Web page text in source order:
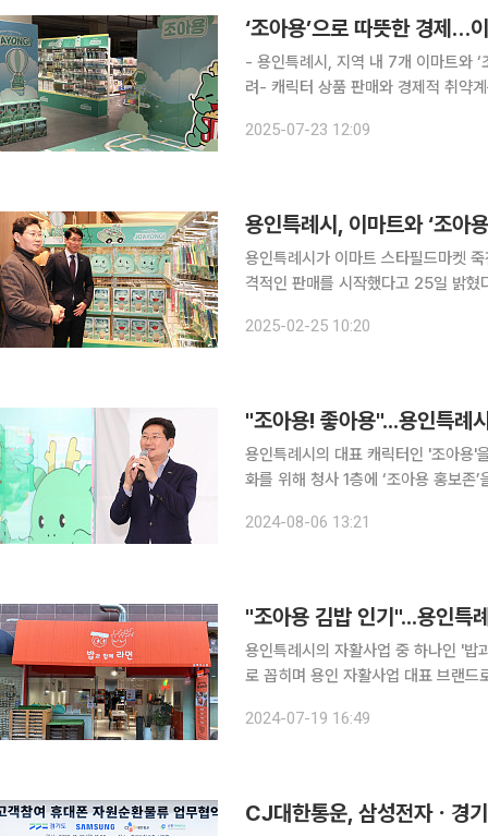
- 용인특례시, 지역 내 7개 이마트와
려- 캐릭터 상품 판매와 경제적 취약계층 자
있다. 23일 용인특례시에 따르면
2025-07-23 12:09
용인특례시, 이마트와 ‘조아
용인특례시가 이마트 스타필드마켓
격적인 판매를 시작했다고 25일 밝혔다. 시와 이마트, 용인지역자활센터는 이마트 스타필드
2025-02-25 10:20
"조아용! 좋아용"...용인특례
용인특례시의 대표 캐릭터인 '조아용'을 시청사에
화를 위해 청사 1층에 ‘조아용 홍보존’
양한 변천사 등을 알려주는 ‘스토리존
2024-08-06 13:21
용인특례시의 자활사업 중 하나인 '밥
로 꼽히며 용인 자활사업 대표 브랜드로 자리매김하고 있다
2024-07-19 16:49
CJ대한통운, 삼성전자ㆍ경